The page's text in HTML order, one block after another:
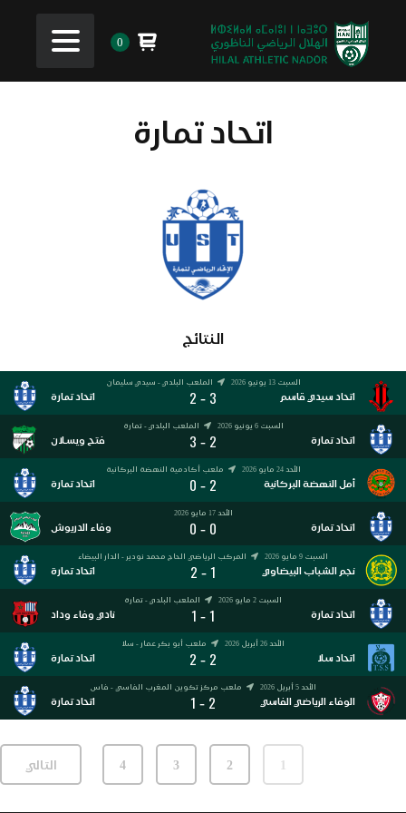
0
اتحاد تمارة
النتائج
السبت 13 يونيو 2026 الملعب البلدي - سيدي سليمان
اتحاد سيدي قاسم 3
-
2 اتحاد تمارة
السبت 6 يونيو 2026 الملعب البلدي - تمارة
اتحاد تمارة 2
-
3 فتح ويسلان
الأحد 24 مايو 2026 ملعب أكادمية النهضة البركانية
أمل النهضة البركانية 2
-
0 اتحاد تمارة
الأحد 17 مايو 2026
اتحاد تمارة 0
-
0 وفاء الدريوش
السبت 9 مايو 2026 المركب الرياضي الحاج محمد نودير - الدار البيضاء
نجم الشباب البيضاوي 1
-
2 اتحاد تمارة
السبت 2 مايو 2026 الملعب البلدي - تمارة
اتحاد تمارة 1
-
1 نادي وفاء وداد
الأحد 26 أبريل 2026 ملعب أبو بكر عمار - سلا
اتحاد سلا 2
-
2 اتحاد تمارة
الأحد 5 أبريل 2026 ملعب مركز تكوين المغرب الفاسي - فاس
الوفاء الرياضي الفاسي 2
-
1 اتحاد تمارة
1
2
3
4 التالي